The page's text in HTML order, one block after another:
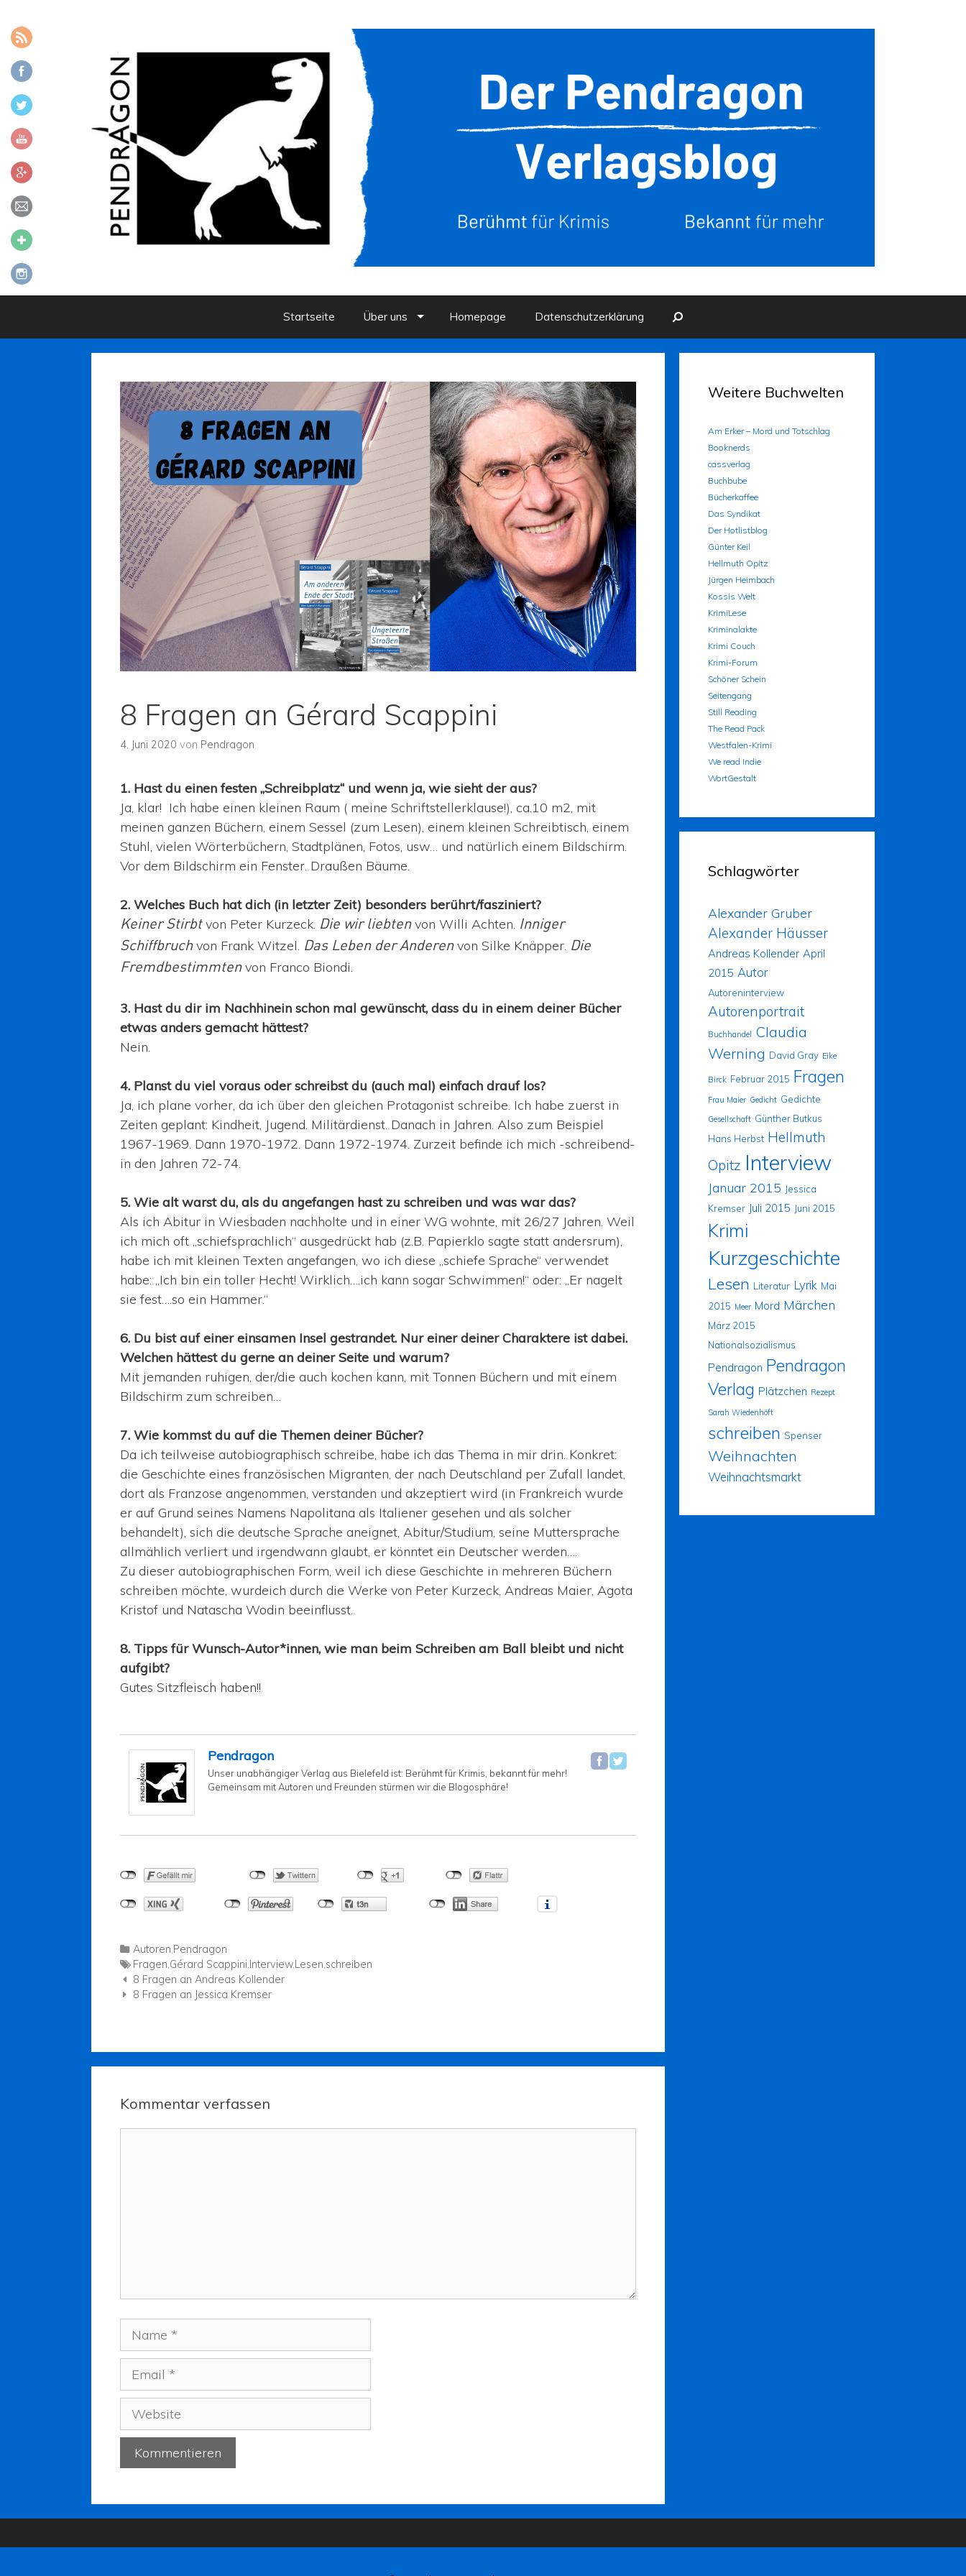
Startseite
Über uns Homepage Datenschutzerklärung
8 Fragen an Gérard Scappini
4. Juni 2020 von Pendragon
1. Hast du einen festen „Schreibplatz“ und wenn ja, wie sieht der aus?
Ja, klar! Ich habe einen kleinen Raum ( meine Schriftstellerklause!), ca.10 m2, mit
meinen ganzen Büchern, einem Sessel (zum Lesen), einem kleinen Schreibtisch, einem
Stuhl, vielen Wörterbüchern, Stadtplänen, Fotos, usw… und natürlich einem Bildschirm.
Vor dem Bildschirm ein Fenster. Draußen Bäume.
2. Welches Buch hat dich (in letzter Zeit) besonders berührt/fasziniert?
Keiner Stirbtvon Peter Kurzeck. Die wir liebtenvon Willi Achten. Inniger
Schiffbruchvon Frank Witzel. Das Leben der Anderenvon Silke Knäpper. Die
Fremdbestimmtenvon Franco Biondi.
3. Hast du dir im Nachhinein schon mal gewünscht, dass du in einem deiner Bücher
etwas anders gemacht hättest?
Nein.
4. Planst du viel voraus oder schreibst du (auch mal) einfach drauf los?
Ja, ich plane vorher, da ich über den gleichen Protagonist schreibe. Ich habe zuerst in
Zeiten geplant: Kindheit, Jugend. Militärdienst. Danach in Jahren. Also zum Beispiel
1967-1969. Dann 1970-1972. Dann 1972-1974. Zurzeit befinde ich mich -schreibend-
in den Jahren 72-74.
5. Wie alt warst du, als du angefangen hast zu schreiben und was war das?
Als ich Abitur in Wiesbaden nachholte und in einer WG wohnte, mit 26/27 Jahren. Weil
ich mich oft „schiefsprachlich“ ausgedrückt hab (z.B. Papierklo sagte statt andersrum),
habe ich mit kleinen Texten angefangen, wo ich diese „schiefe Sprache“ verwendet
habe: „Ich bin ein toller Hecht! Wirklich….ich kann sogar Schwimmen!“ oder: „Er nagelt
sie fest….so ein Hammer.“
6. Du bist auf einer einsamen Insel gestrandet. Nur einer deiner Charaktere ist dabei.
Welchen hättest du gerne an deiner Seite und warum?
Mit jemanden ruhigen, der/die auch kochen kann, mit Tonnen Büchern und mit einem
Bildschirm zum schreiben…
7. Wie kommst du auf die Themen deiner Bücher?
Da ich teilweise autobiographisch schreibe, habe ich das Thema in mir drin. Konkret:
die Geschichte eines französischen Migranten, der nach Deutschland per Zufall landet,
dort als Franzose angenommen, verstanden und akzeptiert wird (in Frankreich wurde
er auf Grund seines Namens Napolitana als Italiener gesehen und als solcher
behandelt), sich die deutsche Sprache aneignet, Abitur/Studium, seine Muttersprache
allmählich verliert und irgendwann glaubt, er könntet ein Deutscher werden….
Zu dieser autobiographischen Form, weil ich diese Geschichte in mehreren Büchern
schreiben möchte, wurdeich durch die Werke von Peter Kurzeck, Andreas Maier, Agota
Kristof und Natascha Wodin beeinflusst.
8. Tipps für Wunsch-Autor*innen, wie man beim Schreiben am Ball bleibt und nicht
aufgibt?
Gutes Sitzfleisch haben!!
Pendragon
Unser unabhängiger Verlag aus Bielefeld ist: Berühmt für Krimis, bekannt für mehr!
Gemeinsam mit Autoren und Freunden stürmen wir die Blogosphäre!
Autoren,Pendragon
Fragen,Gérard Scappini, Interview,Lesen,schreiben
Navigation der Beiträge
8 Fragen an Andreas Kollender
8 Fragen an Jessica Kremser
Kommentar verfassen
Weitere Buchwelten
Am Erker – Mord und Totschlag
Booknerds
cassverlag
Buchbube
Bücherkaffee
Das Syndikat
Der Hotlistblog
Günter Keil
Hellmuth Opitz
Jürgen Heimbach
Kossis Welt
KrimiLese
Kriminalakte
Krimi Couch
Krimi-Forum
Schöner Schein
Seitengang
Still Reading
The Read Pack
Westfalen-Krimi
We read Indie
WortGestalt
Schlagwörter
Alexander Gruber
Alexander Häusser
Andreas Kollender April
2015 Autor
Autoreninterview
Autorenportrait
Buchhandel Claudia
Werning David Gray Eike
Birck Februar 2015 Fragen
Frau Maier Gedicht Gedichte
Gesellschaft Günther Butkus
Hans Herbst Hellmuth
Opitz Interview
Januar 2015 Jessica
Kremser Juli 2015 Juni 2015
Krimi
Kurzgeschichte
Lesen Literatur Lyrik Mai
2015 Meer Mord Märchen
März 2015
Nationalsozialismus
Pendragon Pendragon
Verlag Plätzchen Rezept
Sarah Wiedenhöft
schreiben Spenser
Weihnachten
Weihnachtsmarkt